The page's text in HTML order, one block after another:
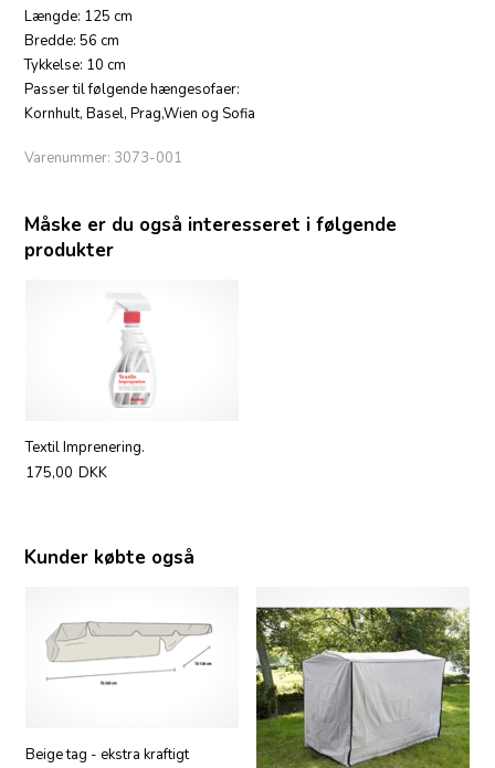
Længde: 125 cm
Bredde: 56 cm
Tykkelse: 10 cm
Passer til følgende hængesofaer:
Kornhult, Basel, Prag,Wien og Sofia
Varenummer: 3073-001
Måske er du også interesseret i følgende
produkter
Textil Imprenering.
175,00 DKK
Kunder købte også
Beige tag - ekstra kraftigt